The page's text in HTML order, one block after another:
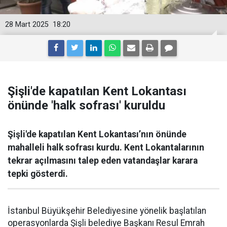
18:20
28 Mart 2025
Şişli'de kapatılan Kent Lokantası
önünde 'halk sofrası' kuruldu
Şişli'de kapatılan Kent Lokantası’nın önünde
mahalleli halk sofrası kurdu. Kent Lokantalarının
tekrar açılmasını talep eden vatandaşlar karara
tepki gösterdi.
İstanbul Büyükşehir Belediyesine yönelik başlatılan
operasyonlarda Şişli belediye Başkanı Resul Emrah